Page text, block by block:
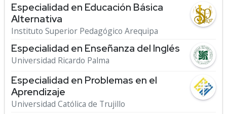
Especialidad en Educación Básica
Alternativa
Instituto Superior Pedagógico Arequipa
Especialidad en Enseñanza del Inglés
Universidad Ricardo Palma
Especialidad en Problemas en el
Aprendizaje
Universidad Católica de Trujillo